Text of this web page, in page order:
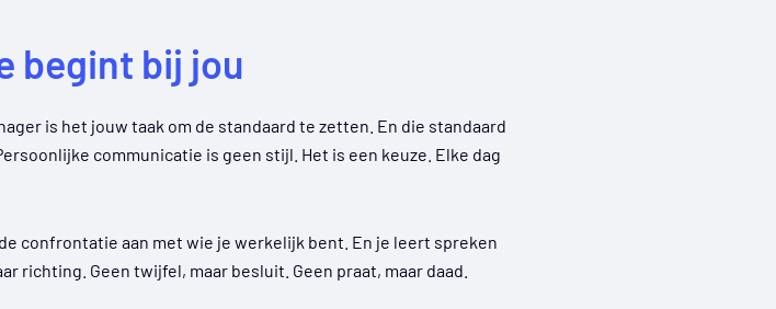
begint bij jou
is het jouw taak om de standaard te zetten. En die standaard
communicatie is geen stijl. Het is een keuze. Elke dag
confrontatie aan met wie je werkelijk bent. En je leert spreken
richting. Geen twijfel, maar besluit. Geen praat, maar daad.